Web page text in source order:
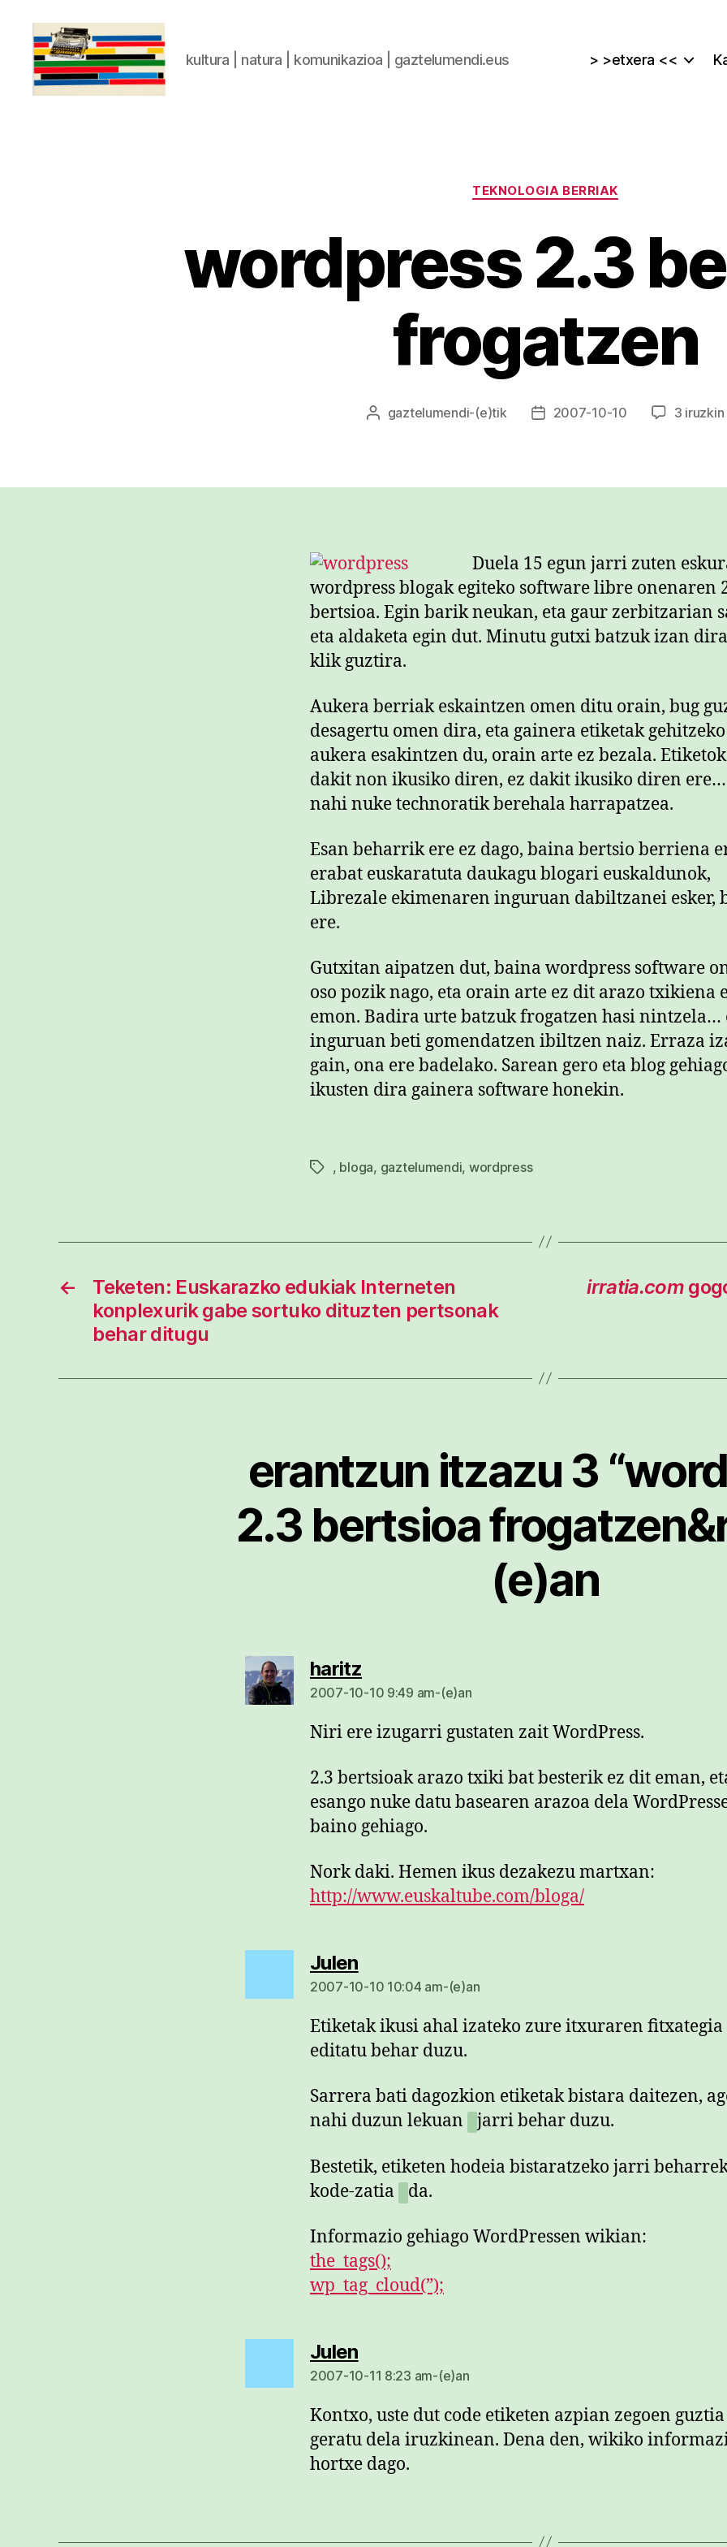
kultura | natura | komunikazioa | gaztelumendi.eus > >etxera <<
Kategoriak
TEKNOLOGIA BERRIAK
wordpress 2.3
frogatzen
Argitalpenaren
gaztelumendi-(e)tik
Argitalpenaren
2007-10-10 3 iruzkin
Duela 15 egun jarri zuten
wordpress blogak egiteko software libre onenaren
bertsioa. Egin barik neukan, eta gaur zerbitzarian
eta aldaketa egin dut. Minutu gutxi batzuk izan
klik guztira.
Aukera berriak eskaintzen omen ditu orain, bug
desagertu omen dira, eta gainera etiketak gehitzeko
aukera esakintzen du, orain arte ez bezala.
dakit non ikusiko diren, ez dakit ikusiko diren
nahi nuke technoratik berehala harrapatzea.
Esan beharrik ere ez dago, baina bertsio berriena
erabat euskaratuta daukagu blogari euskaldunok,
Librezale ekimenaren inguruan dabiltzanei esker,
ere.
Gutxitan aipatzen dut, baina wordpress software
oso pozik nago, eta orain arte ez dit arazo txikiena
emon. Badira urte batzuk frogatzen hasi nintzela…
inguruan beti gomendatzen ibiltzen naiz. Erraza
gain, ona ere badelako. Sarean gero eta blog
ikusten dira gainera software honekin.
Etiketak
, bloga, gaztelumendi, wordpress
←
Teketen: Euskarazko edukiak Interneten
konplexurik gabe sortuko dituzten pertsonak
behar ditugu
irratia.com
erantzun itzazu 3
2.3 bertsioa
(e)an
haritz
2007-10-10 9:49 am-(e)an
Niri ere izugarri gustaten zait WordPress.
2.3 bertsioak arazo txiki bat besterik ez dit eman,
esango nuke datu basearen arazoa dela
baino gehiago.
Nork daki. Hemen ikus dezakezu martxan:
http://www.euskaltube.com/bloga/
Julendio:
2007-10-10 10:04 am-(e)an
Etiketak ikusi ahal izateko zure itxuraren fitxategia
editatu behar duzu.
Sarrera bati dagozkion etiketak bistara daitezen,
nahi duzun lekuan
jarri behar duzu.
Bestetik, etiketen hodeia bistaratzeko jarri
kode-zatia
da.
Informazio gehiago WordPressen wikian:
the_tags();
wp_tag_cloud(”);
Julendio:
2007-10-11 8:23 am-(e)an
Kontxo, uste dut code etiketen azpian zegoen
geratu dela iruzkinean. Dena den, wikiko
hortxe dago.